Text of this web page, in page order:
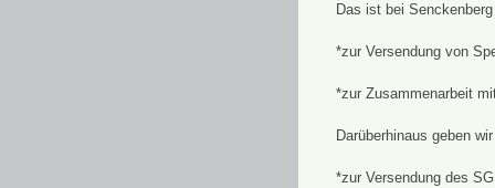
Das ist bei
*zur Versendung von
*zur Zusammenarbeit
Darüberhinaus geben
*zur Versendung des